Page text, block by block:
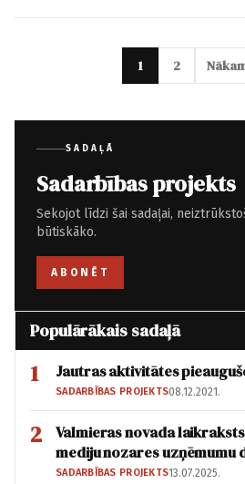
1 2
SADAĻĀ
Sadarbības projekts
Sekojot līdzi šai sadaļai,
būtiskāko.
ABONĒT
Populārākais sadaļā
1 Jautras aktivitātes
SADARBĪBAS PROJEKTS08.12.2021.
2
Valmieras novada
mediju nozares uzņēmumu
transformācijas
SADARBĪBAS PROJEKTS13.07.2025.